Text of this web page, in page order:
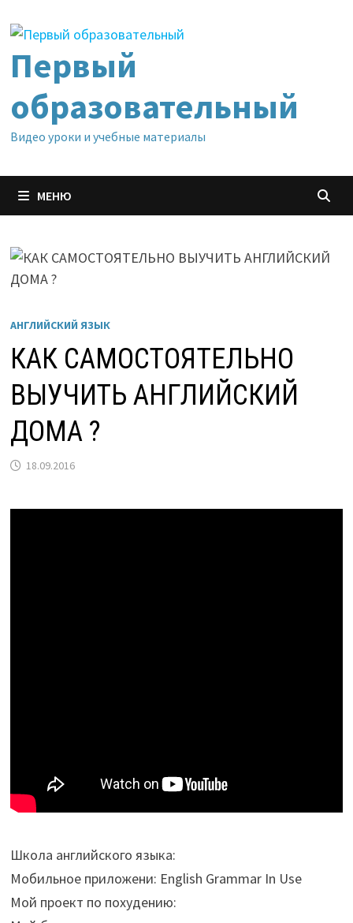
содержимому
Первый
образовательный
Видео уроки и учебные материалы
МЕНЮ
АНГЛИЙСКИЙ ЯЗЫК
КАК САМОСТОЯТЕЛЬНО
ВЫУЧИТЬ АНГЛИЙСКИЙ
ДОМА ?
18.09.2016
Школа английского языка:
Мобильное приложени: English Grammar In Use
Мой проект по похудению: